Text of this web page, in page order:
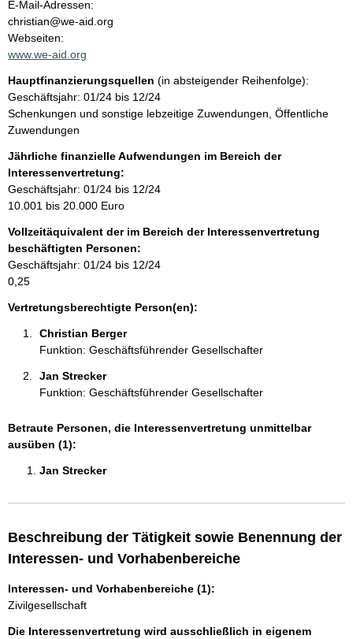
t
o
n
t
a
t
i
n
f
o
r
m
a
i
o
n
e
n
E-Mail-Adressen:
christian@we-aid.org
Webseiten:
www.we-aid.org
Hauptfinanzierungsquellen (in absteigender Reihenfolge):
Geschäftsjahr: 01/24 bis 12/24
Schenkungen und sonstige lebzeitige Zuwendungen, Öffentliche
Zuwendungen
Jährliche finanzielle Aufwendungen im Bereich der
Interessenvertretung:
Geschäftsjahr: 01/24 bis 12/24
10.001 bis 20.000 Euro
Vollzeitäquivalent der im Bereich der Interessenvertretung
beschäftigten Personen:
Geschäftsjahr: 01/24 bis 12/24
0,25
Vertretungsberechtigte Person(en):
Christian Berger
Funktion: Geschäftsführender Gesellschafter
Jan Strecker
Funktion: Geschäftsführender Gesellschafter
Betraute Personen, die Interessenvertretung unmittelbar
ausüben (1):
Jan Strecker
Beschreibung der Tätigkeit sowie Benennung der
Interessen- und Vorhabenbereiche
Interessen- und Vorhabenbereiche (1):
Zivilgesellschaft
Die Interessenvertretung wird ausschließlich in eigenem